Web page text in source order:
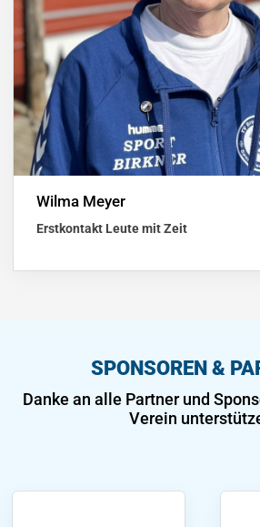
Wilma Meyer
Erstkontakt Leute mit Zeit
SPONSOREN &
Danke an alle Partner und
Verein